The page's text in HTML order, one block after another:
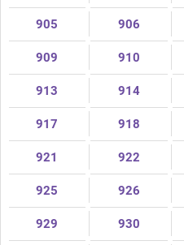
905 906
909 910
913 914
917 918
921 922
925 926
929 930